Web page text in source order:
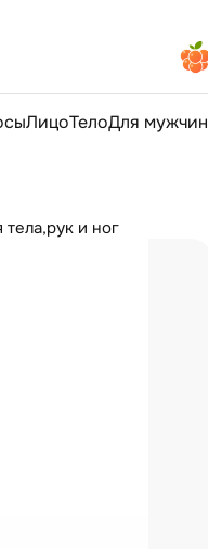
ЛицоТелоДля мужчин
и ног